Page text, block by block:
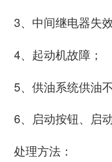
3、中间继电器失
4、起动机故障；
5、供油系统供油
6、启动按钮、启
处理方法：